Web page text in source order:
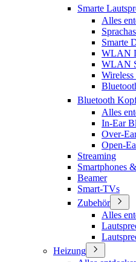
Smarte
Alles
Smarte
WLAN
WLAN
Wireless
Bluetooth
Alles
In-Ear
Over-
Open-
Streaming
Smartphones
Beamer
Smart-TVs
Zubehör
Alles
Heizung